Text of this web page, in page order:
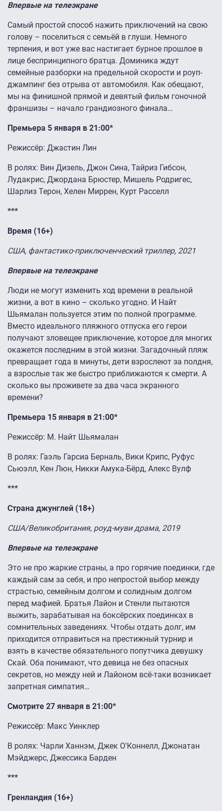
Впервые на телеэкране
Самый простой способ нажить приключений на свою
голову – поселиться с семьёй в глуши. Немного
терпения, и вот уже вас настигает бурное прошлое в
лице беспринципного братца. Доминика ждут
семейные разборки на предельной скорости и роуп-
джампинг без отрыва от автомобиля. Как обещают,
мы на финишной прямой и девятый фильм гоночной
франшизы – начало грандиозного финала…
Премьера 5 января в 21:00*
Режиссёр: Джастин Лин
В ролях: Вин Дизель, Джон Сина, Тайриз Гибсон,
Лудакрис, Джордана Брюстер, Мишель Родригес,
Шарлиз Терон, Хелен Миррен, Курт Расселл
***
Время (16+)
США, фантастико-приключенческий триллер, 2021
Впервые на телеэкране
Люди не могут изменить ход времени в реальной
жизни, а вот в кино – сколько угодно. И Найт
Шьямалан пользуется этим по полной программе.
Вместо идеального пляжного отпуска его герои
получают зловещее приключение, которое для многих
окажется последним в этой жизни. Загадочный пляж
превращает года в минуты, дети взрослеют за полдня,
а взрослые так же быстро приближаются к смерти. А
сколько вы проживете за два часа экранного
времени?
Премьера 15 января в 21:00*
Режиссёр: М. Найт Шьямалан
В ролях: Гаэль Гарсиа Берналь, Вики Крипс, Руфус
Сьюэлл, Кен Люн, Никки Амука-Бёрд, Алекс Вулф
***
Страна джунглей (18+)
США/Великобритания, роуд-муви драма, 2019
Впервые на телеэкране
Это не про жаркие страны, а про горячие поединки, где
каждый сам за себя, и про непростой выбор между
страстью, семейным долгом и солидным долгом
перед мафией. Братья Лайон и Стенли пытаются
выжить, зарабатывая на боксёрских поединках в
сомнительных заведениях. Чтобы отдать долг, им
приходится отправиться на престижный турнир и
взять в качестве обязательного попутчика девушку
Скай. Оба понимают, что девица не без опасных
секретов, но между ней и Лайоном всё-таки возникает
запретная симпатия…
Смотрите 27 января в 21:00*
Режиссёр: Макс Уинклер
В ролях: Чарли Ханнэм, Джек О'Коннелл, Джонатан
Мэйджерс, Джессика Барден
***
Гренландия (16+)